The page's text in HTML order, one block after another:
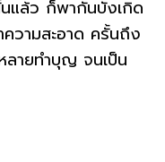
นแล้ว ก็พากันบังเกิด
วามสะอาด ครั้นถึง
ายทำบุญ จนเป็น